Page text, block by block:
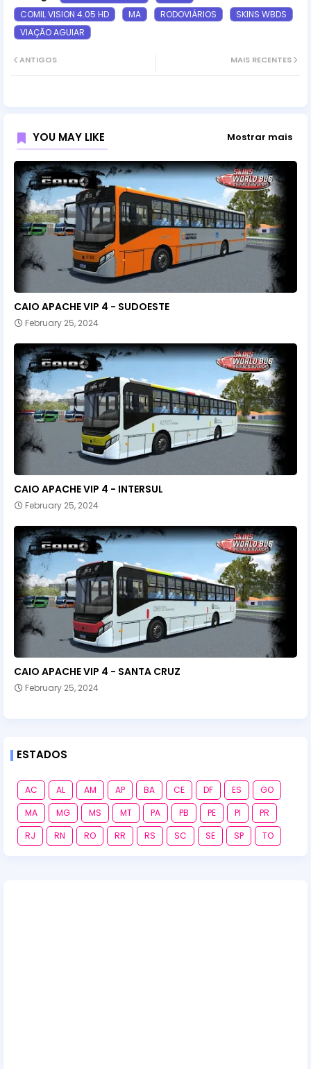
COMIL VISION 4.05 HD
MA RODOVIÁRIOS
SKINS WBDS
VIAÇÃO AGUIAR
MAIS RECENTES
ANTIGOS
YOU MAY LIKE Mostrar mais
CAIO APACHE VIP 4 - SUDOESTE
February 25, 2024
CAIO APACHE VIP 4 - INTERSUL
February 25, 2024
CAIO APACHE VIP 4 - SANTA CRUZ
February 25, 2024
ESTADOS
AC AL AM AP BA CE DF ES
GO
MA
MG MS MT PA PB PE PI
PR
RJ
RN RO RR RS SC SE SP TO